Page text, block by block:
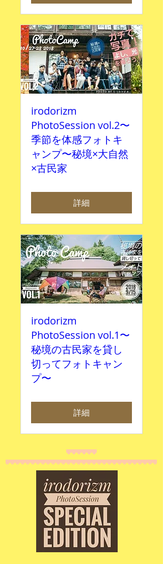
irodorizm
PhotoSession vol.2〜
季節を体感フォトキ
ャンプ〜秘境×大自然
×古民家
詳細
irodorizm
PhotoSession vol.1〜
秘境の古民家を貸し
切ってフォトキャン
プ〜
詳細